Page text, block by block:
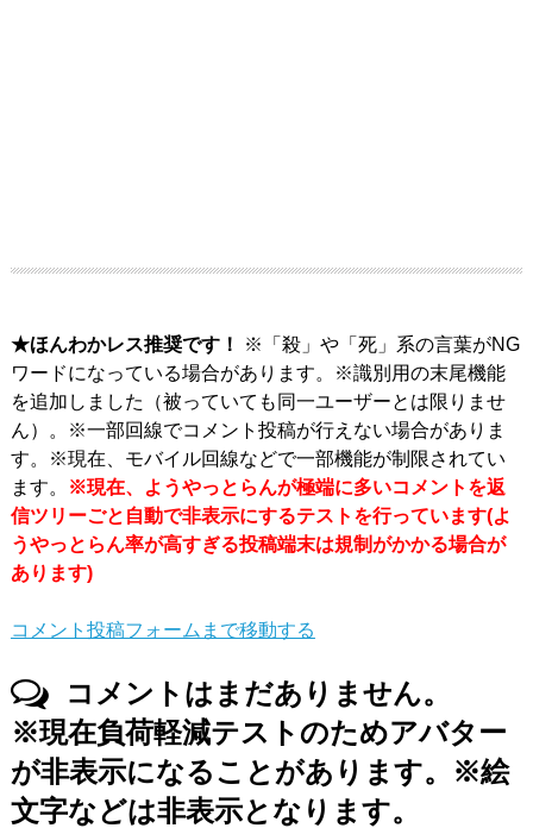
★ほんわかレス推奨です！
※「殺」や「死」系の言葉がNG
ワードになっている場合があります。※識別用の末尾機能
を追加しました（被っていても同一ユーザーとは限りませ
ん）。※一部回線でコメント投稿が行えない場合がありま
す。※現在、モバイル回線などで一部機能が制限されてい
ます。
※現在、ようやっとらんが極端に多いコメントを返
信ツリーごと自動で非表示にするテストを行っています(よ
うやっとらん率が高すぎる投稿端末は規制がかかる場合が
あります)
コメント投稿フォームまで移動する
コメントはまだありません。
※現在負荷軽減テストのためアバター
が非表示になることがあります。※絵
文字などは非表示となります。